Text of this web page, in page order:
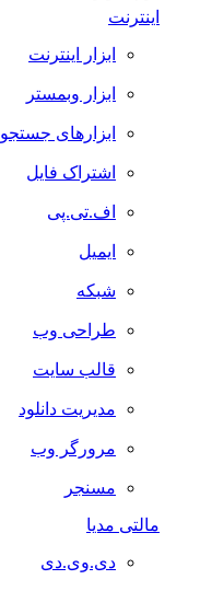
اینترنت
ابزار اینترنت
ابزار وبمستر
ابزارهای جستجو
اشتراک فایل
اف.تی.پی
ایمیل
شبکه
طراحی وب
قالب سایت
مدیریت دانلود
مرورگر وب
مسنجر
مالتی مدیا
دی.وی.دی